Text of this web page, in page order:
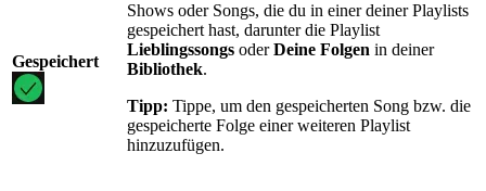
Gespeichert
Shows oder Songs, die du in einer deiner Playlists
gespeichert hast, darunter die Playlist
Lieblingssongs oderDeine Folgen in deiner
Bibliothek.
Tipp: Tippe, um den gespeicherten Song bzw. die
gespeicherte Folge einer weiteren Playlist
hinzuzufügen.